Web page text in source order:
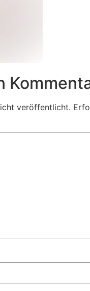
veröffentlicht.